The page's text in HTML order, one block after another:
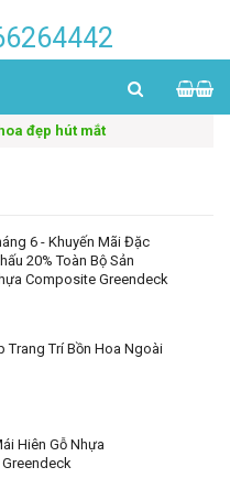
đẹp hút mắt
6 - Khuyến Mãi Đặc
20% Toàn Bộ Sản
Composite Greendeck
Trang Trí Bồn Hoa Ngoài
Hiên Gỗ Nhựa